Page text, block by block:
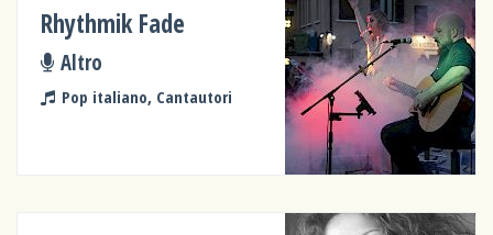
Rhythmik Fade
Altro
Pop italiano, Cantautori